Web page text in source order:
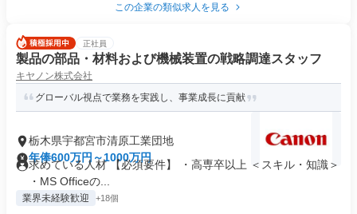
この企業の類似求人を見る
正社員
製品の部品・材料および機械装置の戦略調達スタッフ
キヤノン株式会社
グローバル視点で業務を実践し、事業成長に貢献
栃木県宇都宮市清原工業団地
年俸600万円～1000万円
求めている人材 【必須要件】 ・高専卒以上 ＜スキル・知識＞
・MS Officeの...
業界未経験歓迎 +18個